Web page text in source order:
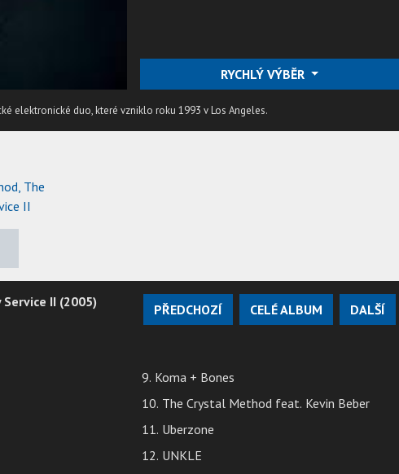
RYCHLÝ VÝBĚR
elektronické duo, které vzniklo roku 1993 v Los Angeles.
The
II
II (2005) PŘEDCHOZÍ CELÉ ALBUM DALŠÍ
9. Koma + Bones
10. The Crystal Method feat. Kevin Beber
11. Uberzone
12. UNKLE